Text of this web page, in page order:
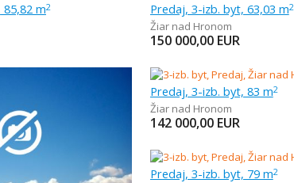
m2 Predaj, 3-izb. byt, 63,03 m2
Žiar nad Hronom
150 000,00 EUR
Predaj, 3-izb. byt, 83 m2
Žiar nad Hronom
142 000,00 EUR
Predaj, 3-izb. byt, 79 m2